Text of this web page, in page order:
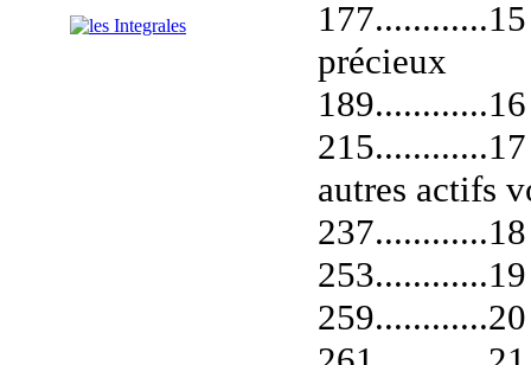
précieux
autres actifs